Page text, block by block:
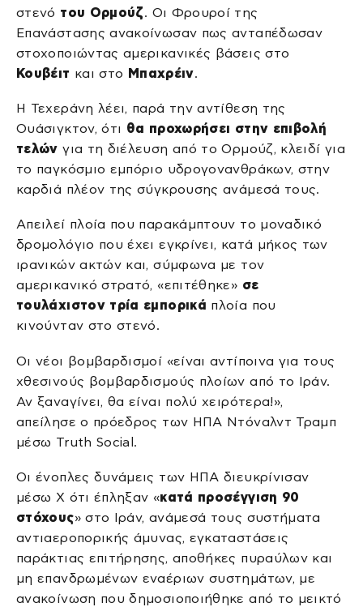
στενό του Ορμούζ. Οι Φρουροί της
Επανάστασης ανακοίνωσαν πως ανταπέδωσαν
στοχοποιώντας αμερικανικές βάσεις στο
Κουβέιτ και στο Μπαχρέιν.
Η Τεχεράνη λέει, παρά την αντίθεση της
Ουάσιγκτον, ότι θα προχωρήσει στην επιβολή
τελών για τη διέλευση από το Ορμούζ, κλειδί για
το παγκόσμιο εμπόριο υδρογονανθράκων, στην
καρδιά πλέον της σύγκρουσης ανάμεσά τους.
Απειλεί πλοία που παρακάμπτουν το μοναδικό
δρομολόγιο που έχει εγκρίνει, κατά μήκος των
ιρανικών ακτών και, σύμφωνα με τον
αμερικανικό στρατό, «επιτέθηκε» σε
τουλάχιστον τρία εμπορικά πλοία που
κινούνταν στο στενό.
Οι νέοι βομβαρδισμοί «είναι αντίποινα για τους
χθεσινούς βομβαρδισμούς πλοίων από το Ιράν.
Αν ξαναγίνει, θα είναι πολύ χειρότερα!»,
απείλησε ο πρόεδρος των ΗΠΑ Ντόναλντ Τραμπ
μέσω Truth Social.
Οι ένοπλες δυνάμεις των ΗΠΑ διευκρίνισαν
μέσω X ότι έπληξαν «κατά προσέγγιση 90
στόχους» στο Ιράν, ανάμεσά τους συστήματα
αντιαεροπορικής άμυνας, εγκαταστάσεις
παράκτιας επιτήρησης, αποθήκες πυραύλων και
μη επανδρωμένων εναέριων συστημάτων, με
ανακοίνωση που δημοσιοποιήθηκε από το μεικτό